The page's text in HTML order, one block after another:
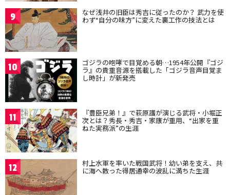
9 なぜ浅井の旧臣は秀吉に従ったのか？ 武力を使
わず“自分の味方”に変えた裏工作の技法とは
10 ゴジラの咆哮で目覚める朝…1954年公開『ゴジ
ラ』の貴重音源を搭載した「ゴジラ音声目覚ま
し時計」が新発売
11 『豊臣兄弟！』で萩原護が演じる武将・小堀正
次とは？秀長・秀吉・家康が重用、“出家を重
ねた実務派”の生涯
12 村上水軍を率いた戦国武将！幼い弟を支え、共
に海へ散った得居通幸の波乱に満ちた生涯